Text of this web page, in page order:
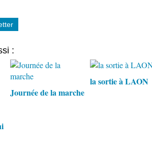
:
Journée de la marche
la sortie à LAON